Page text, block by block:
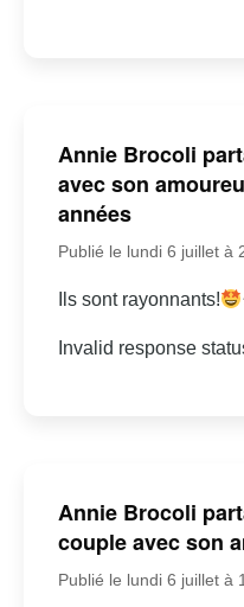
Annie Brocoli
avec son
années
Publié le lundi 6 juillet à
Ils sont rayonnants!
Invalid response
Annie Brocoli
couple avec son
Publié le lundi 6 juillet à